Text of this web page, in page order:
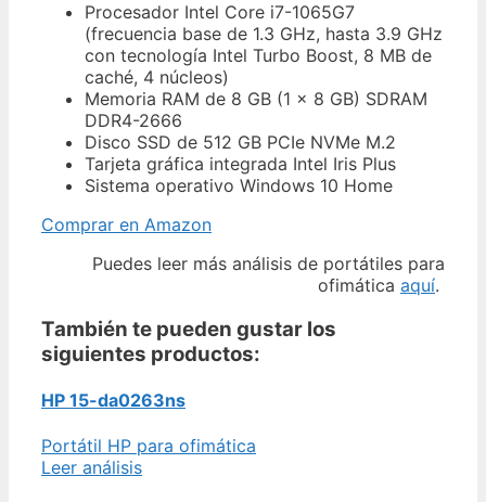
Procesador Intel Core i7-1065G7
(frecuencia base de 1.3 GHz, hasta 3.9 GHz
con tecnología Intel Turbo Boost, 8 MB de
caché, 4 núcleos)
Memoria RAM de 8 GB (1 x 8 GB) SDRAM
DDR4-2666
Disco SSD de 512 GB PCIe NVMe M.2
Tarjeta gráfica integrada Intel Iris Plus
Sistema operativo Windows 10 Home
Comprar en Amazon
Puedes leer más análisis de portátiles para
ofimática aquí.
También te pueden gustar los
siguientes productos:
HP 15-da0263ns
Portátil HP para ofimática
Leer análisis